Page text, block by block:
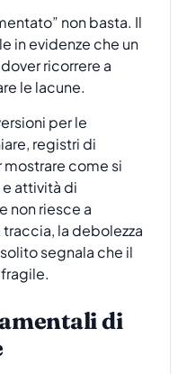
non basta. Il
in evidenze che un
ricorrere a
le lacune.
per le
registri di
come si
attività di
non riesce a
la debolezza
segnala che il
di